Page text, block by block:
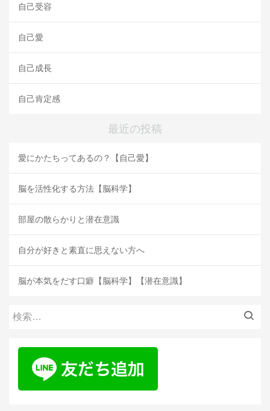
自己受容
自己愛
自己成長
自己肯定感
最近の投稿
愛にかたちってあるの？【自己愛】
脳を活性化する方法【脳科学】
部屋の散らかりと潜在意識
自分が好きと素直に思えない方へ
脳が本気をだす口癖【脳科学】【潜在意識】
検